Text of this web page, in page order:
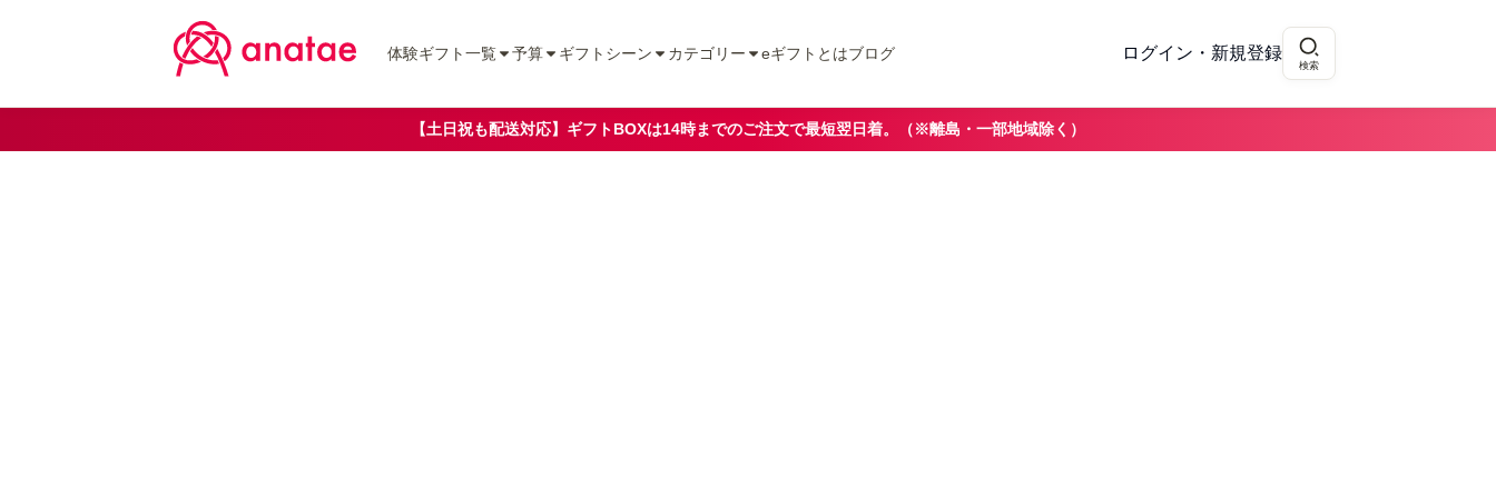
体験ギフト一覧 予算 ギフトシーン カテゴリー eギフトとはブログ ログイン・新規登録
検索
【土日祝も配送対応】ギフトBOXは14時までのご注文で最短翌日着。（※離島・一部地域除く）